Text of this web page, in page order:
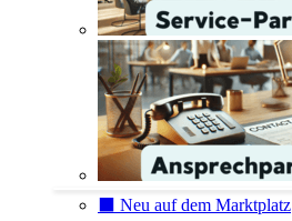
⬛️ Neu auf dem Marktplatz